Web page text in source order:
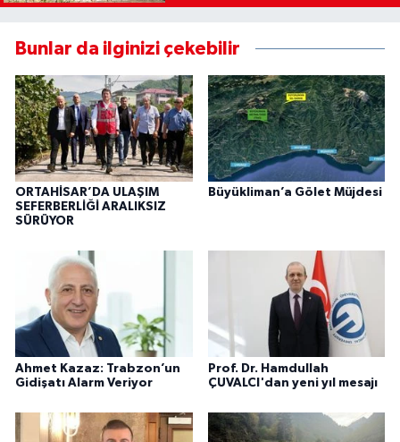
Bunlar da ilginizi çekebilir
ORTAHİSAR’DA ULAŞIM
SEFERBERLİĞİ ARALIKSIZ
SÜRÜYOR
Büyükliman’a Gölet Müjdesi
Ahmet Kazaz: Trabzon’un
Gidişatı Alarm Veriyor
Prof. Dr. Hamdullah
ÇUVALCI'dan yeni yıl mesajı